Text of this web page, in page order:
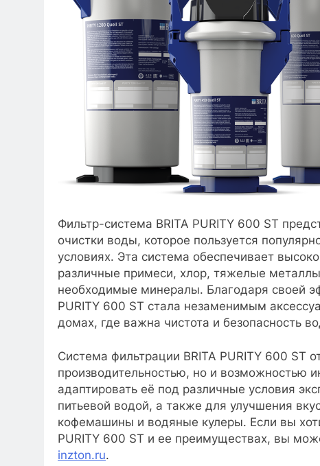
Фильтр-система BRITA PURITY 600 ST
очистки воды, которое пользуется
условиях. Эта система обеспечивает
различные примеси, хлор, тяжелые
необходимые минералы. Благодаря своей
PURITY 600 ST стала незаменимым
домах, где важна чистота и безопасность
Система фильтрации BRITA PURITY 600 ST
производительностью, но и возможностью
адаптировать её под различные условия
питьевой водой, а также для улучшения
кофемашины и водяные кулеры. Если вы
PURITY 600 ST и ее преимуществах, вы
inzton.ru.